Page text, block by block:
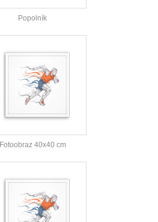
Popolník
Fotoobraz 40x40 cm